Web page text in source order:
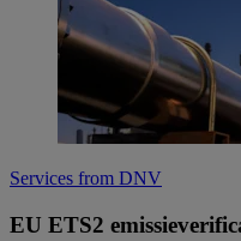
Services from DNV
EU ETS2